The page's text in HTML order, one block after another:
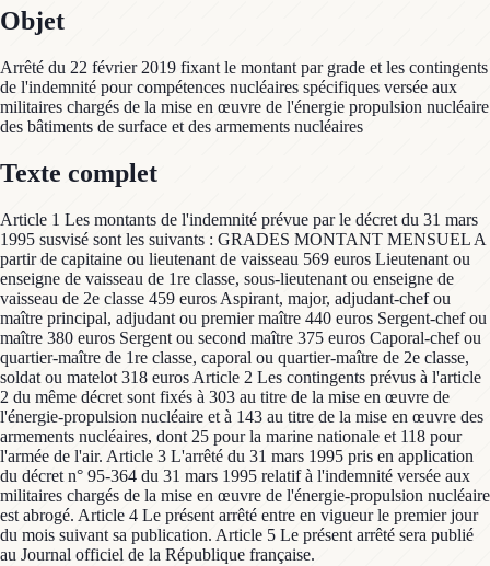
Objet
Arrêté du 22 février 2019 fixant le montant par grade et les contingents
de l'indemnité pour compétences nucléaires spécifiques versée aux
militaires chargés de la mise en œuvre de l'énergie propulsion nucléaire
des bâtiments de surface et des armements nucléaires
Texte complet
Article 1 Les montants de l'indemnité prévue par le décret du 31 mars
1995 susvisé sont les suivants : GRADES MONTANT MENSUEL A
partir de capitaine ou lieutenant de vaisseau 569 euros Lieutenant ou
enseigne de vaisseau de 1re classe, sous-lieutenant ou enseigne de
vaisseau de 2e classe 459 euros Aspirant, major, adjudant-chef ou
maître principal, adjudant ou premier maître 440 euros Sergent-chef ou
maître 380 euros Sergent ou second maître 375 euros Caporal-chef ou
quartier-maître de 1re classe, caporal ou quartier-maître de 2e classe,
soldat ou matelot 318 euros Article 2 Les contingents prévus à l'article
2 du même décret sont fixés à 303 au titre de la mise en œuvre de
l'énergie-propulsion nucléaire et à 143 au titre de la mise en œuvre des
armements nucléaires, dont 25 pour la marine nationale et 118 pour
l'armée de l'air. Article 3 L'arrêté du 31 mars 1995 pris en application
du décret n° 95-364 du 31 mars 1995 relatif à l'indemnité versée aux
militaires chargés de la mise en œuvre de l'énergie-propulsion nucléaire
est abrogé. Article 4 Le présent arrêté entre en vigueur le premier jour
du mois suivant sa publication. Article 5 Le présent arrêté sera publié
au Journal officiel de la République française.